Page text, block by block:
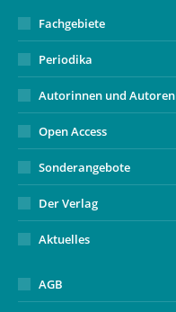
Fachgebiete
Periodika
Autorinnen und Autoren
Open Access
Sonderangebote
Der Verlag
Aktuelles
AGB